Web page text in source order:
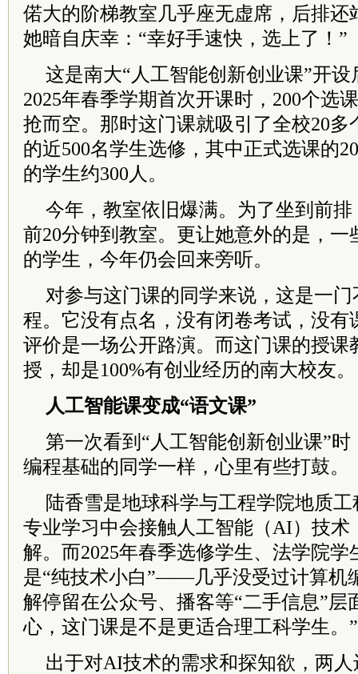
偌大的阶梯教室几乎座无虚席，后排还
她暗自庆幸：“幸好手速快，选上了！”
这是南大“人工智能创新创业课”开
2025年春季学期首次开课时，200个选
抢而空。那时这门课就吸引了全校20多
的近500名学生选修，其中正式选课的
的学生约300人。
今年，教室依旧爆满。为了坐到前
前20分钟到教室。更让她意外的是，一
的学生，今年仍会回来旁听。
对参与这门课的同学来说，这是一门
程。它没有点名，没有闭卷考试，没有
评价是一场公开路演。而这门课的授课
授，却是100%有创业经历的南大校友。
人工智能课变成“语文课”
第一次看到“人工智能创新创业课”
编程基础的同学一样，心里有些打鼓。
陆香雪是地球科学与工程学院地质
专业学习中会接触人工智能（AI）技术
解。而2025年春季选修学生、法学院
是“纯技术小白”——几乎没受过计算机
解停留在公众号、播客等“二手信息”层
心，这门课是不是更适合理工科学生。
出于对AI技术的需求和探知欲，两